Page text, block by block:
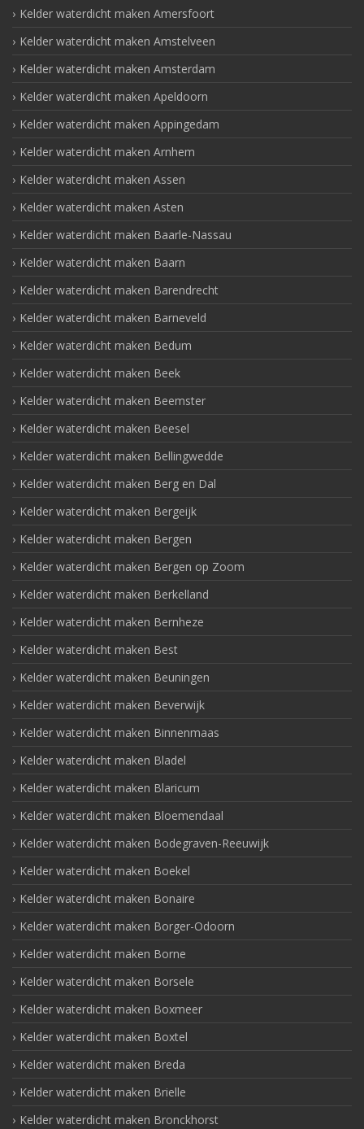
Kelder waterdicht maken Amersfoort
Kelder waterdicht maken Amstelveen
Kelder waterdicht maken Amsterdam
Kelder waterdicht maken Apeldoorn
Kelder waterdicht maken Appingedam
Kelder waterdicht maken Arnhem
Kelder waterdicht maken Assen
Kelder waterdicht maken Asten
Kelder waterdicht maken Baarle-Nassau
Kelder waterdicht maken Baarn
Kelder waterdicht maken Barendrecht
Kelder waterdicht maken Barneveld
Kelder waterdicht maken Bedum
Kelder waterdicht maken Beek
Kelder waterdicht maken Beemster
Kelder waterdicht maken Beesel
Kelder waterdicht maken Bellingwedde
Kelder waterdicht maken Berg en Dal
Kelder waterdicht maken Bergeijk
Kelder waterdicht maken Bergen
Kelder waterdicht maken Bergen op Zoom
Kelder waterdicht maken Berkelland
Kelder waterdicht maken Bernheze
Kelder waterdicht maken Best
Kelder waterdicht maken Beuningen
Kelder waterdicht maken Beverwijk
Kelder waterdicht maken Binnenmaas
Kelder waterdicht maken Bladel
Kelder waterdicht maken Blaricum
Kelder waterdicht maken Bloemendaal
Kelder waterdicht maken Bodegraven-Reeuwijk
Kelder waterdicht maken Boekel
Kelder waterdicht maken Bonaire
Kelder waterdicht maken Borger-Odoorn
Kelder waterdicht maken Borne
Kelder waterdicht maken Borsele
Kelder waterdicht maken Boxmeer
Kelder waterdicht maken Boxtel
Kelder waterdicht maken Breda
Kelder waterdicht maken Brielle
Kelder waterdicht maken Bronckhorst